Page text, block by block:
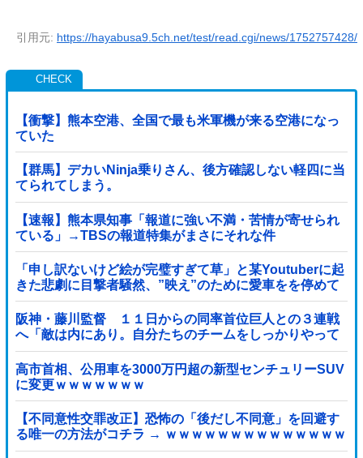
引用元: https://hayabusa9.5ch.net/test/read.cgi/news/1752757428/
【衝撃】熊本空港、全国で最も米軍機が来る空港になっ
ていた
【群馬】デカいNinja乗りさん、後方確認しない軽四に当
てられてしまう。
【速報】熊本県知事「報道に強い不満・苦情が寄せられ
ている」→TBSの報道特集がまさにそれな件
「申し訳ないけど絵が完璧すぎて草」と某Youtuberに起
きた悲劇に目撃者騒然、”映え”のために愛車をを停めて
撮影していたら……
阪神・藤川監督 １１日からの同率首位巨人との３連戦
へ「敵は内にあり。自分たちのチームをしっかりやって
いく」他
高市首相、公用車を3000万円超の新型センチュリーSUV
に変更ｗｗｗｗｗｗｗ
【不同意性交罪改正】恐怖の「後だし不同意」を回避す
る唯一の方法がコチラ → ｗｗｗｗｗｗｗｗｗｗｗｗｗｗ
ｗｗ